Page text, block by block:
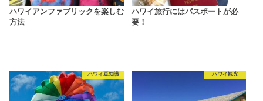
ハワイアンファブリックを楽しむ
方法
ハワイ旅行にはパスポートが必
要！
ハワイ豆知識 ハワイ観光